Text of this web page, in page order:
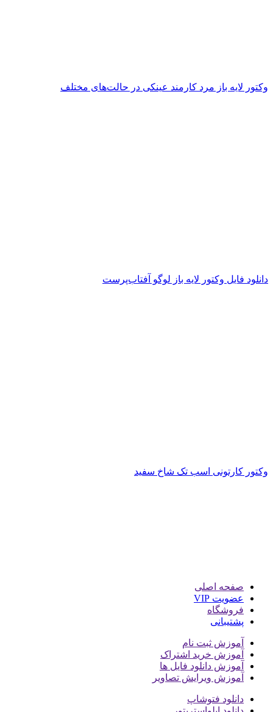
وکتور لایه باز مرد کارمند عینکی در حالت‌های مختلف
دانلود فایل وکتور لایه باز لوگو آفتاب‌پرست
وکتور کارتونی اسب تک شاخ سفید
صفحه اصلی
عضویت VIP
فروشگاه
پشتیبانی
آموزش ثبت نام
آموزش خرید اشتراک
آموزش دانلود فایل ها
آموزش ویرایش تصاویر
دانلود فتوشاپ